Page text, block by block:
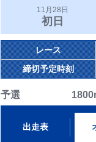
11月28日
初日
レース
締切予定時刻
予選
出走表